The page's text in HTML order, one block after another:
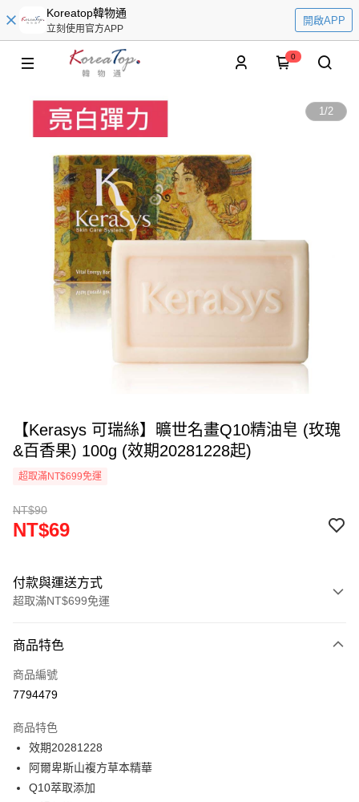
Koreatop韓物通
立刻使用官方APP
開啟APP
0
1/2
【Kerasys 可瑞絲】曠世名畫Q10精油皂 (玫瑰
&百香果) 100g (效期20281228起)
超取滿NT$699免運
NT$90
NT$69
付款與運送方式
超取滿NT$699免運
信用卡一次付款
LINE Pay
街口支付
悠遊付
商品特色
商品編號
7794479
商品特色
效期20281228
阿爾卑斯山複方草本精華
Q10萃取添加